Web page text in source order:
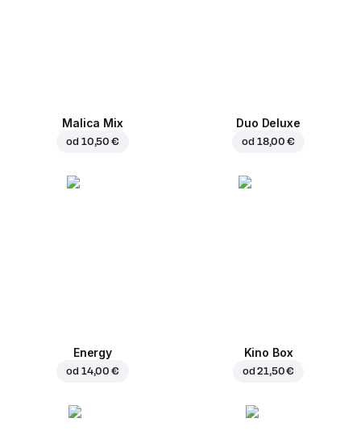
Malica Mix
od 10,50 €
Duo Deluxe
od 18,00 €
Energy
od 14,00 €
Kino Box
od21,50 €